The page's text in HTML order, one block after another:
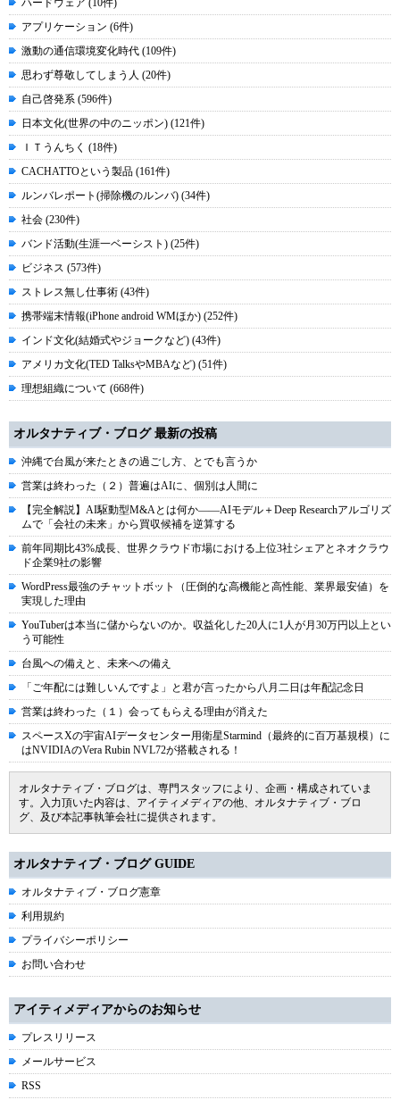
ハードウェア (10件)
アプリケーション (6件)
激動の通信環境変化時代 (109件)
思わず尊敬してしまう人 (20件)
自己啓発系 (596件)
日本文化(世界の中のニッポン) (121件)
ＩＴうんちく (18件)
CACHATTOという製品 (161件)
ルンバレポート(掃除機のルンバ) (34件)
社会 (230件)
バンド活動(生涯一ベーシスト) (25件)
ビジネス (573件)
ストレス無し仕事術 (43件)
携帯端末情報(iPhone android WMほか) (252件)
インド文化(結婚式やジョークなど) (43件)
アメリカ文化(TED TalksやMBAなど) (51件)
理想組織について (668件)
オルタナティブ・ブログ 最新の投稿
沖縄で台風が来たときの過ごし方、とでも言うか
営業は終わった（２）普遍はAIに、個別は人間に
【完全解説】AI駆動型M&Aとは何か――AIモデル＋Deep Researchアルゴリズ
ムで「会社の未来」から買収候補を逆算する
前年同期比43%成長、世界クラウド市場における上位3社シェアとネオクラウ
ド企業9社の影響
WordPress最強のチャットボット（圧倒的な高機能と高性能、業界最安値）を
実現した理由
YouTuberは本当に儲からないのか。収益化した20人に1人が月30万円以上とい
う可能性
台風への備えと、未来への備え
「ご年配には難しいんですよ」と君が言ったから八月二日は年配記念日
営業は終わった（１）会ってもらえる理由が消えた
スペースXの宇宙AIデータセンター用衛星Starmind（最終的に百万基規模）に
はNVIDIAのVera Rubin NVL72が搭載される！
オルタナティブ・ブログは、専門スタッフにより、企画・構成されていま
す。入力頂いた内容は、アイティメディアの他、オルタナティブ・ブロ
グ、及び本記事執筆会社に提供されます。
オルタナティブ・ブログ GUIDE
オルタナティブ・ブログ憲章
利用規約
プライバシーポリシー
お問い合わせ
アイティメディアからのお知らせ
プレスリリース
メールサービス
RSS